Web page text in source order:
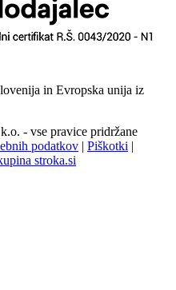
in Evropska unija iz
- vse pravice pridržane
podatkov | Piškotki |
stroka.si